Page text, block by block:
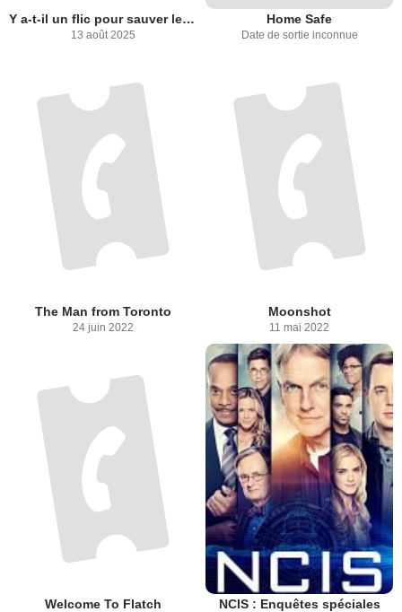
Y a-t-il un flic pour sauver le monde ?
13 août 2025
Home Safe
Date de sortie inconnue
The Man from Toronto
24 juin 2022
Moonshot
11 mai 2022
Welcome To Flatch NCIS : Enquêtes spéciales